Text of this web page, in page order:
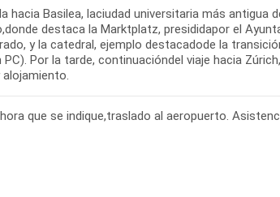
hacia Basilea, laciudad universitaria más
destaca la Marktplatz, presididapor el
y la catedral, ejemplo destacadode la
Por la tarde, continuacióndel viaje hacia
alojamiento.
que se indique,traslado al aeropuerto.